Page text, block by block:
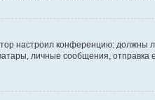
настроил конференцию:
личные сообщения, отправка